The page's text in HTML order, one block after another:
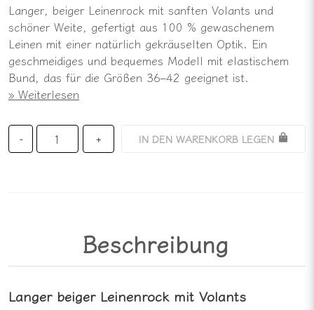
Langer, beiger Leinenrock mit sanften Volants und
schöner Weite, gefertigt aus 100 % gewaschenem
Leinen mit einer natürlich gekräuselten Optik. Ein
geschmeidiges und bequemes Modell mit elastischem
Bund, das für die Größen 36–42 geeignet ist.
Weiterlesen
- + IN DEN WARENKORB LEGEN
Beschreibung
Langer beiger Leinenrock mit Volants